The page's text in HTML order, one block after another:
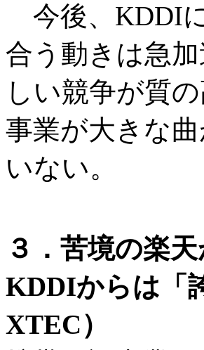
今後、KDDI
合う動きは急
しい競争が質
事業が大きな
いない。
３．苦境の楽
KDDIからは「
XTEC）